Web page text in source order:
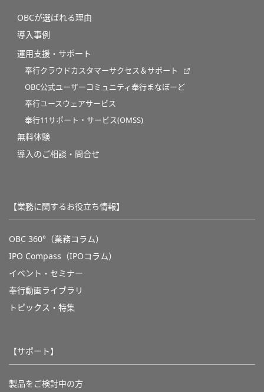
OBCが選ばれる理由
導入事例
運用支援・サポート
奉行クラウドカスタマーサクセス＆サポート
OBC公式ユーザーコミュニティ奉行まなぼーど
奉行ユースウェアサービス
奉行11サポート・サービス(OMSS)
無料体験
導入のご相談・問合せ
【業務に関するお役立ち情報】
OBC 360°（業務コラム）
IPO Compass（IPOコラム）
イベント・セミナー
奉行動画ライブラリ
トピックス・特集
【サポート】
製品をご検討中の方